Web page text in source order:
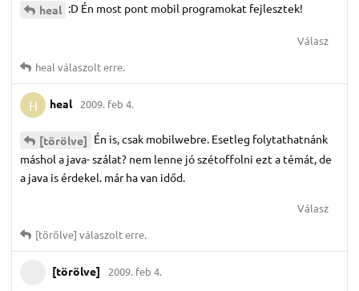
heal :D Én most pont mobil programokat fejlesztek!
Válasz
heal válaszolt erre.
H heal 2009. feb 4.
[törölve] Én is, csak mobilwebre. Esetleg folytathatnánk
máshol a java- szálat? nem lenne jó szétoffolni ezt a témát, de
a java is érdekel. már ha van időd.
Válasz
[törölve] válaszolt erre.
[törölve] 2009. feb 4.